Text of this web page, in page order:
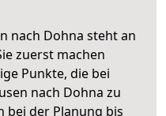
nach Dohna steht an
zuerst machen
Punkte, die bei
nach Dohna zu
bei der Planung bis